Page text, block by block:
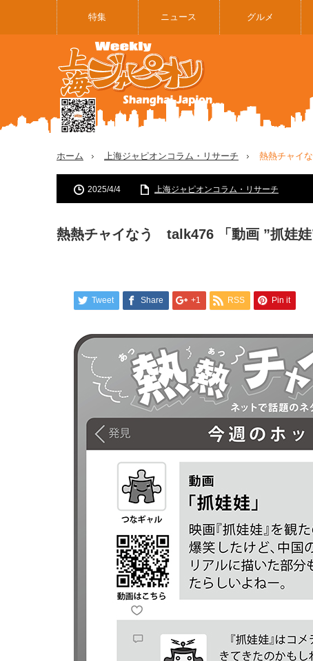
特集 ニュース グルメ
ホーム 上海ジャピオンコラム・リサーチ 熱熱チャイ
2025/4/4 上海ジャピオンコラム・リサーチ
熱熱チャイなう talk476 「動画 ”抓娃娃
Tweet Share +1 RSS Pin it